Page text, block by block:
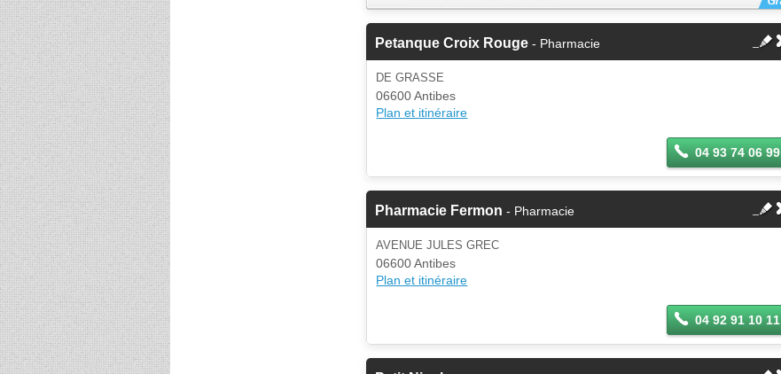
Petanque Croix Rouge - Pharmacie
DE GRASSE
06600 Antibes
Plan et itinéraire
04 93 74 06 99
Pharmacie Fermon - Pharmacie
AVENUE JULES GREC
06600 Antibes
Plan et itinéraire
04 92 91 10 11